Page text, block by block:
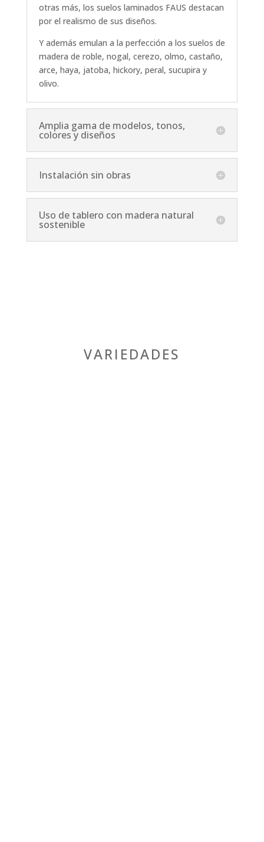
otras más, los suelos laminados FAUS destacan
por el realismo de sus diseños.
Y además emulan a la perfección a los suelos de
madera de roble, nogal, cerezo, olmo, castaño,
arce, haya, jatoba, hickory, peral, sucupira y
olivo.
Amplia gama de modelos, tonos,
colores y diseños
Instalación sin obras
Uso de tablero con madera natural
sostenible
VARIEDADES